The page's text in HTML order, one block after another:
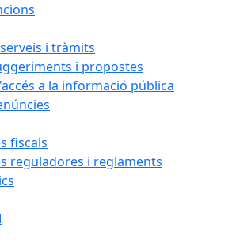
i tràmits
i propostes
a la informació pública
fiscals
reguladores i reglaments